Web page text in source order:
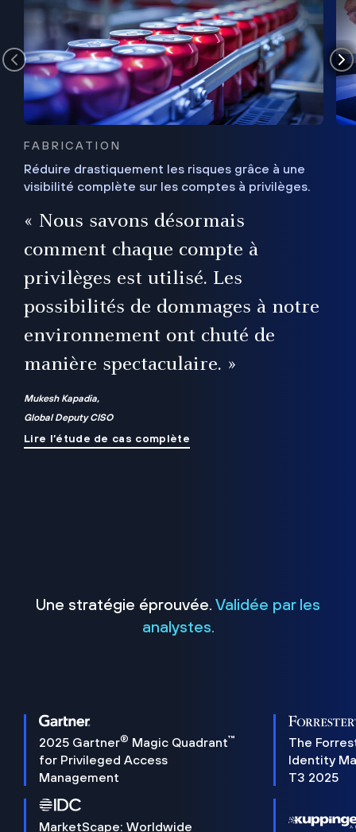
FABRICATION
Réduire drastiquement les risques grâce à une
visibilité complète sur les comptes à privilèges.
« Nous savons désormais
comment chaque compte à
privilèges est utilisé. Les
possibilités de dommages à notre
environnement ont chuté de
manière spectaculaire. »
Mukesh Kapadia,
Global Deputy CISO
Lire l’étude de cas complète
Une stratégie éprouvée. Validée par les
analystes.
2025 Gartner® Magic Quadrant™
for Privileged Access
Management
The
Identity
T3 2025
MarketScape: Worldwide